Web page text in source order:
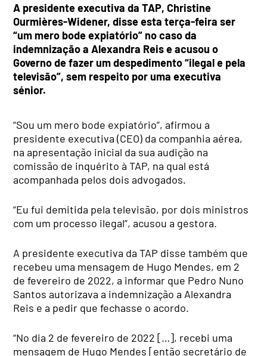
A presidente executiva da TAP, Christine
Ourmières-Widener, disse esta terça-feira ser
“um mero bode expiatório” no caso da
indemnização a Alexandra Reis e acusou o
Governo de fazer um despedimento “ilegal e pela
televisão”, sem respeito por uma executiva
sénior.
“Sou um mero bode expiatório”, afirmou a
presidente executiva (CEO) da companhia aérea,
na apresentação inicial da sua audição na
comissão de inquérito à TAP, na qual está
acompanhada pelos dois advogados.
“Eu fui demitida pela televisão, por dois ministros
com um processo ilegal”, acusou a gestora.
A presidente executiva da TAP disse também que
recebeu uma mensagem de Hugo Mendes, em 2
de fevereiro de 2022, a informar que Pedro Nuno
Santos autorizava a indemnização a Alexandra
Reis e a pedir que fechasse o acordo.
“No dia 2 de fevereiro de 2022 […], recebi uma
mensagem de Hugo Mendes [então secretário de